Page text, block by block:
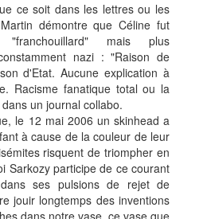
ce soit dans les lettres ou les
démontre que Céline fut
mais plus
nazi : "Raison de
d'Etat. Aucune explication à
Racisme fanatique total ou la
un journal collabo.
le 12 mai 2006 un skinhead a
à cause de la couleur de leur
risquent de triompher en
Sarkozy participe de ce courant
ses pulsions de rejet de
jouir longtemps des inventions
dans notre vase, ce vase que